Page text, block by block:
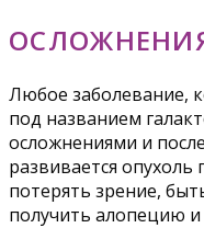
Любое заболевание,
под названием
осложнениями и
развивается
потерять зрение,
получить алопецию и